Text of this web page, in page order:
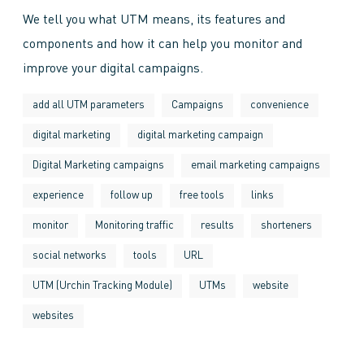
We tell you what UTM means, its features and
components and how it can help you monitor and
improve your digital campaigns.
add all UTM parameters Campaigns convenience
digital marketing digital marketing campaign
Digital Marketing campaigns email marketing campaigns
experience follow up free tools links
monitor Monitoring traffic results shorteners
social networks tools URL
UTM (Urchin Tracking Module) UTMs website
websites